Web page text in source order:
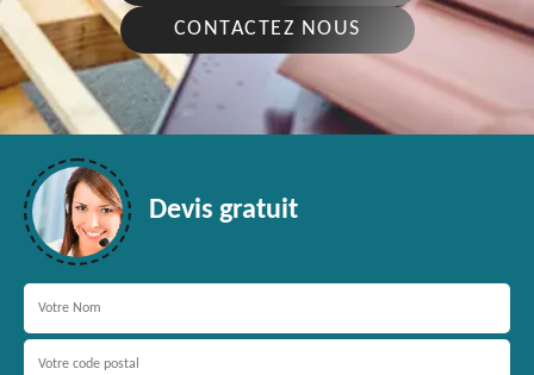
CONTACTEZ NOUS
Devis gratuit